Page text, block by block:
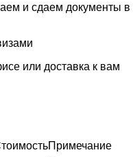
и сдаем документы в
или доставка к вам
Примечание